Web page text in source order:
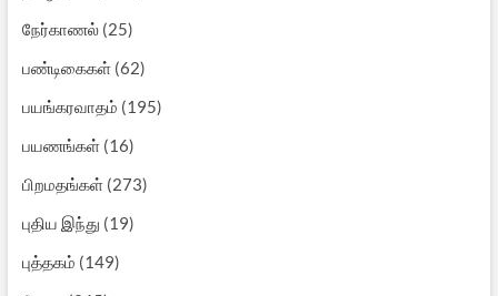
நேர்காணல்(25)
பண்டிகைகள்(62)
பயங்கரவாதம் (195)
பயணங்கள்(16)
பிறமதங்கள்(273)
புதிய இந்து (19)
புத்தகம் (149)